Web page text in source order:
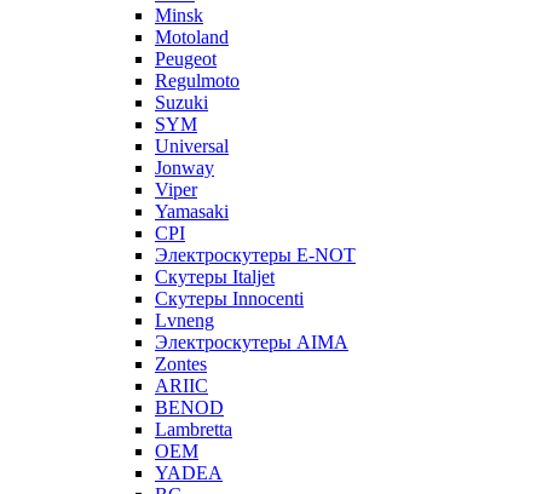
Minsk
Motoland
Peugeot
Regulmoto
Suzuki
SYM
Universal
Jonway
Viper
Yamasaki
CPI
Электроскутеры E-NOT
Скутеры Italjet
Скутеры Innocenti
Lvneng
Электроскутеры AIMA
Zontes
ARIIC
BENOD
Lambretta
OEM
YADEA